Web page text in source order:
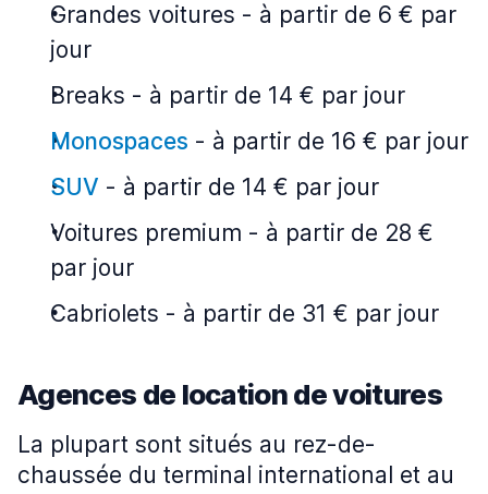
Grandes voitures - à partir de 6 € par
jour
Breaks - à partir de 14 € par jour
Monospaces - à partir de 16 € par jour
SUV - à partir de 14 € par jour
Voitures premium - à partir de 28 €
par jour
Cabriolets - à partir de 31 € par jour
Agences de location de voitures
La plupart sont situés au rez-de-
chaussée du terminal international et au